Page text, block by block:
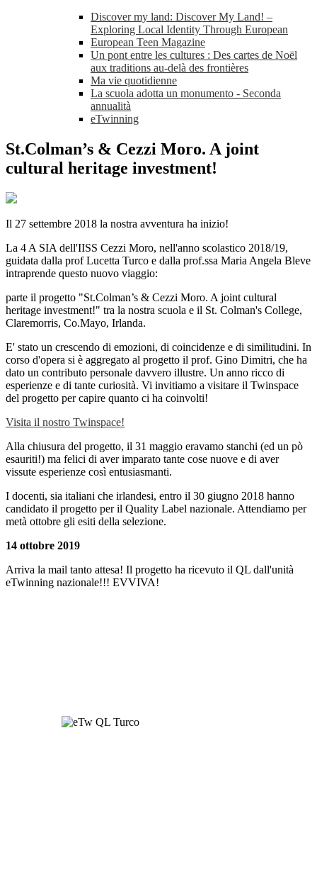
Discover my land: Discover My Land! –
Exploring Local Identity Through European
European Teen Magazine
Un pont entre les cultures : Des cartes de Noël
aux traditions au-delà des frontières
Ma vie quotidienne
La scuola adotta un monumento - Seconda
annualità
eTwinning
St.Colman’s & Cezzi Moro. A joint
cultural heritage investment!
Il 27 settembre 2018 la nostra avventura ha inizio!
La 4 A SIA dell'IISS Cezzi Moro, nell'anno scolastico 2018/19,
guidata dalla prof Lucetta Turco e dalla prof.ssa Maria Angela Bleve
intraprende questo nuovo viaggio:
parte il progetto "St.Colman’s & Cezzi Moro. A joint cultural
heritage investment!" tra la nostra scuola e il St. Colman's College,
Claremorris, Co.Mayo, Irlanda.
E' stato un crescendo di emozioni, di coincidenze e di similitudini. In
corso d'opera si è aggregato al progetto il prof. Gino Dimitri, che ha
dato un contributo personale davvero illustre. Un anno ricco di
esperienze e di tante curiosità. Vi invitiamo a visitare il Twinspace
del progetto per capire quanto ci ha coinvolti!
Visita il nostro Twinspace!
Alla chiusura del progetto, il 31 maggio eravamo stanchi (ed un pò
esauriti!) ma felici di aver imparato tante cose nuove e di aver
vissute esperienze così entusiasmanti.
I docenti, sia italiani che irlandesi, entro il 30 giugno 2018 hanno
candidato il progetto per il Quality Label nazionale. Attendiamo per
metà ottobre gli esiti della selezione.
14 ottobre 2019
Arriva la mail tanto attesa! Il progetto ha ricevuto il QL dall'unità
eTwinning nazionale!!! EVVIVA!